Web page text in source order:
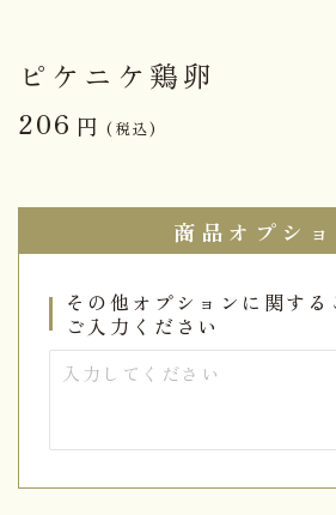
ピケニケ鶏卵
206 円 (税込)
商品オプショ
その他オプションに関す
ご入力ください